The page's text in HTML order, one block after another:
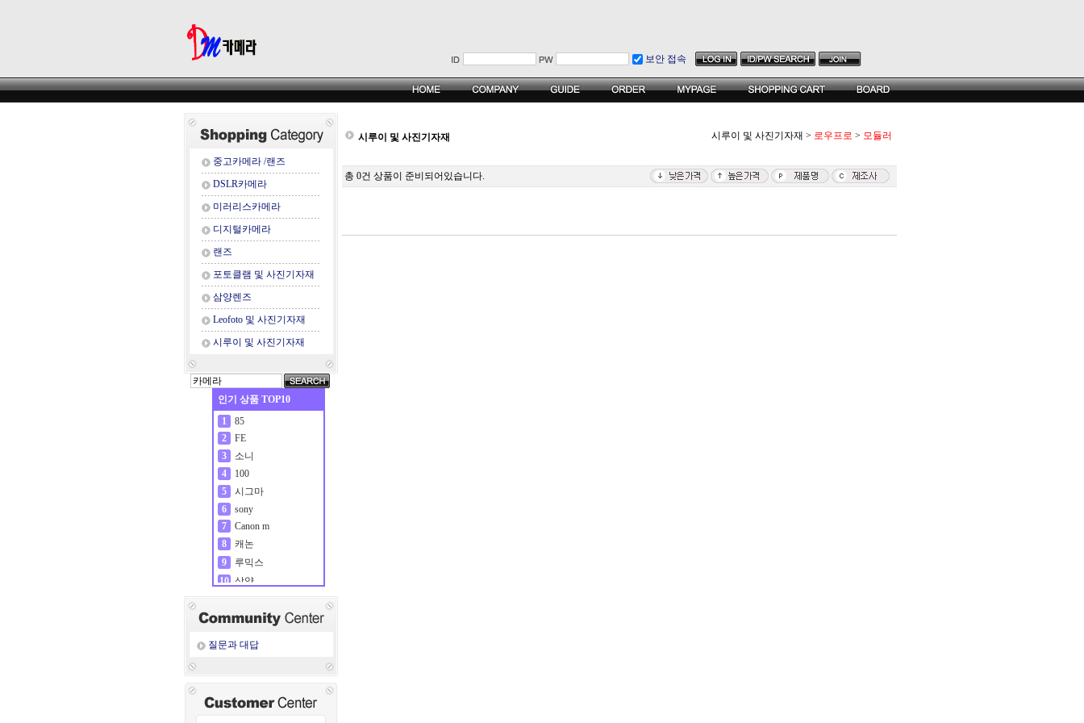
보안 접속
중고카메라 /랜즈
DSLR카메라
미러리스카메라
디지털카메라
랜즈
포토클램 및 사진기자재
삼양렌즈
Leofoto 및 사진기자재
시루이 및 사진기자재
인기 상품 TOP10
1
85
2
FE
3
소니
4
100
5
시그마
6
sony
7
Canon m
8
캐논
9
루믹스
10 삼양
질문과 대답
시루이 및 사진기자재 시루이 및 사진기자재 > 로우프로 > 모듈러
총 0건 상품이 준비되어있습니다.